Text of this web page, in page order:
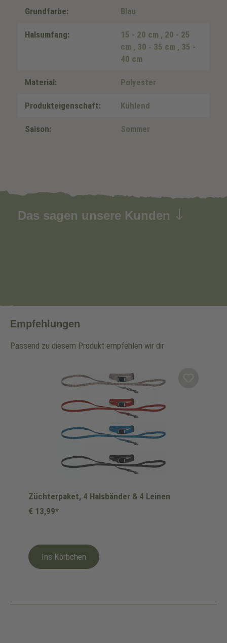
Grundfarbe: Blau
Halsumfang: 15 - 20 cm , 20 - 25
cm , 30 - 35 cm , 35 -
40 cm
Material: Polyester
Produkteigenschaft: Kühlend
Saison: Sommer
Das sagen unsere Kunden
Empfehlungen
Passend zu diesem Produkt empfehlen wir dir
Züchterpaket, 4 Halsbänder & 4 Leinen
€ 13,99*
Ins Körbchen